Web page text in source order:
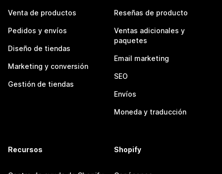
Venta de productos
Pedidos y envíos
Diseño de tiendas
Marketing y conversión
Gestión de tiendas
Reseñas de producto
Ventas adicionales y
paquetes
Email marketing
SEO
Envíos
Moneda y traducción
Recursos Shopify